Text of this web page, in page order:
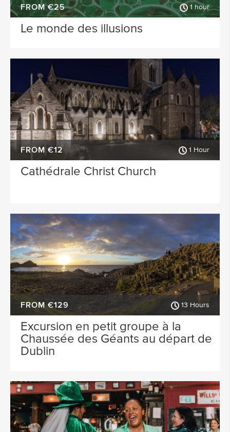
FROM €25 1 hour
Le monde des illusions
FROM €12 1 Hour
Cathédrale Christ Church
FROM €129 13 Hours
Excursion en petit groupe à la
Chaussée des Géants au départ de
Dublin